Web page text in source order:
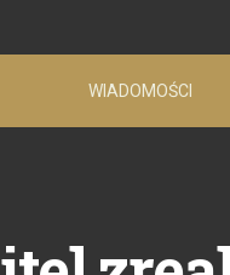
WIADOMOŚCI